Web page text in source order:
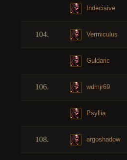
Indecisive
104. Vermiculus
Guldaric
106. wdmjr69
Psyllia
108. argoshadow